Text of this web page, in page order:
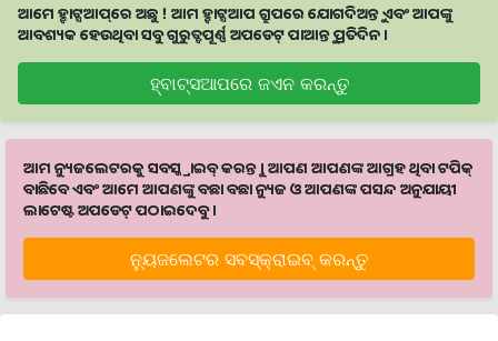
ଆମେ ହ୍ବାଟ୍ସଆପ୍‌ରେ ଅଛୁ ! ଆମ ହ୍ବାଟ୍ସଆପ ଗ୍ରୁପରେ ଯୋଗଦିଅନ୍ତୁ ଏବଂ ଆପଙ୍କୁ
ଆବଶ୍ୟକ ହେଉଥିବା ସବୁ ଗୁରୁତ୍ବପୂର୍ଣ୍ଣ ଅପଡେଟ୍‌ ପାଆନ୍ତୁ ପ୍ରତିଦିନ ।
ହ୍ବାଟ୍ସଆପରେ ଜଏନ କରନ୍ତୁ
ଆମ ନ୍ୟୁଜଲେଟରକୁ ସବସ୍କ୍ରାଇବ୍ କରନ୍ତୁ । ଆପଣ ଆପଣଙ୍କ ଆଗ୍ରହ ଥିବା ଟପିକ୍‌
ବାଛିବେ ଏବଂ ଆମେ ଆପଣଙ୍କୁ ବଛା ବଛା ନ୍ୟୁଜ ଓ ଆପଣଙ୍କ ପସନ୍ଦ ଅନୁଯାୟୀ
ଲାଟେଷ୍ଟ ଅପଡେଟ୍‌ ପଠାଇଦେବୁ ।
ନ୍ୟୁଜଲେଟର ସବସ୍କ୍ରାଇବ୍‌ କରନ୍ତୁ